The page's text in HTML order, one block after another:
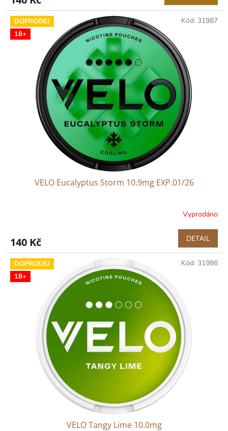
DOPRODEJ
18+
VELO Eucalyptus Storm 10.9mg EXP.01/26
Vyprodáno
140 Kč DETAIL
Kód: 31987
DOPRODEJ
18+
VELO Tangy Lime 10.0mg
Kód: 31986